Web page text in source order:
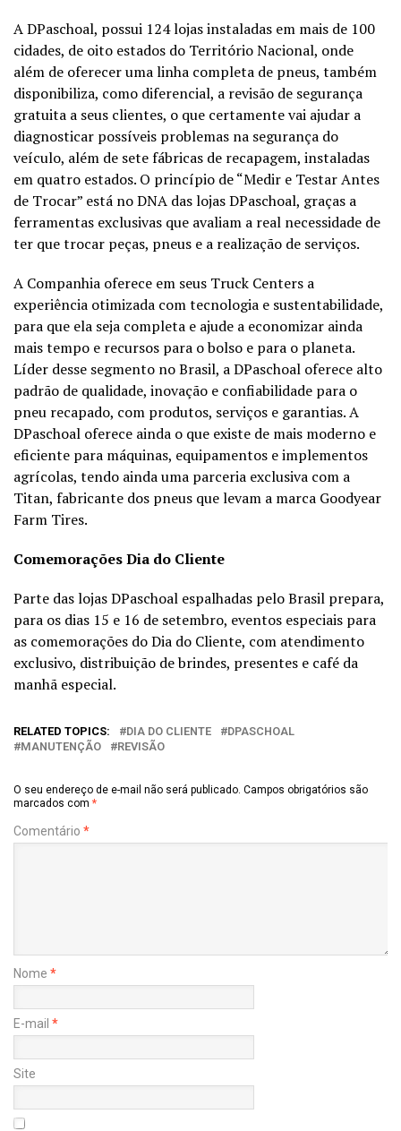
A DPaschoal, possui 124 lojas instaladas em mais de 100
cidades, de oito estados do Território Nacional, onde
além de oferecer uma linha completa de pneus, também
disponibiliza, como diferencial, a revisão de segurança
gratuita a seus clientes, o que certamente vai ajudar a
diagnosticar possíveis problemas na segurança do
veículo, além de sete fábricas de recapagem, instaladas
em quatro estados. O princípio de “Medir e Testar Antes
de Trocar” está no DNA das lojas DPaschoal, graças a
ferramentas exclusivas que avaliam a real necessidade de
ter que trocar peças, pneus e a realização de serviços.
A Companhia oferece em seus Truck Centers a
experiência otimizada com tecnologia e sustentabilidade,
para que ela seja completa e ajude a economizar ainda
mais tempo e recursos para o bolso e para o planeta.
Líder desse segmento no Brasil, a DPaschoal oferece alto
padrão de qualidade, inovação e confiabilidade para o
pneu recapado, com produtos, serviços e garantias. A
DPaschoal oferece ainda o que existe de mais moderno e
eficiente para máquinas, equipamentos e implementos
agrícolas, tendo ainda uma parceria exclusiva com a
Titan, fabricante dos pneus que levam a marca Goodyear
Farm Tires.
Comemorações Dia do Cliente
Parte das lojas DPaschoal espalhadas pelo Brasil prepara,
para os dias 15 e 16 de setembro, eventos especiais para
as comemorações do Dia do Cliente, com atendimento
exclusivo, distribuição de brindes, presentes e café da
manhã especial.
RELATED TOPICS: DIA DO CLIENTE
DPASCHOAL
MANUTENÇÃO
REVISÃO
O seu endereço de e-mail não será publicado. Campos obrigatórios são
marcados com *
Comentário *
Nome *
E-mail *
Site